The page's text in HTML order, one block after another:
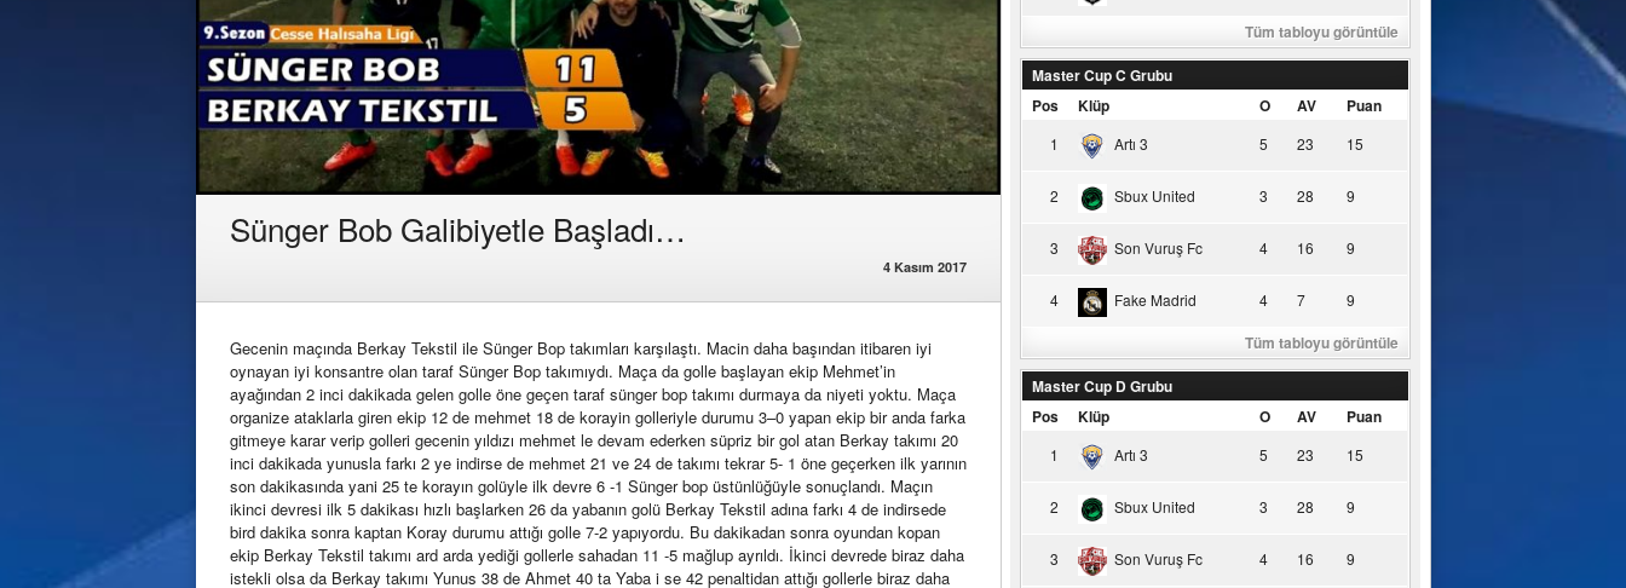
Sünger Bob Galibiyetle Başladı…
4 Kasım 2017
Gecenin maçında Berkay Tekstil ile Sünger Bop takımları karşılaştı. Macin daha başından itibaren iyi
oynayan iyi konsantre olan taraf Sünger Bop takımıydı. Maça da golle başlayan ekip Mehmet’in
ayağından 2 inci dakikada gelen golle öne geçen taraf sünger bop takımı durmaya da niyeti yoktu. Maça
organize ataklarla giren ekip 12 de mehmet 18 de korayin golleriyle durumu 3–0 yapan ekip bir anda farka
gitmeye karar verip golleri gecenin yıldızı mehmet le devam ederken süpriz bir gol atan Berkay takımı 20
inci dakikada yunusla farkı 2 ye indirse de mehmet 21 ve 24 de takımı tekrar 5- 1 öne geçerken ilk yarının
son dakikasında yani 25 te korayın golüyle ilk devre 6 -1 Sünger bop üstünlüğüyle sonuçlandı. Maçın
ikinci devresi ilk 5 dakikası hızlı başlarken 26 da yabanın golü Berkay Tekstil adına farkı 4 de indirsede
bird dakika sonra kaptan Koray durumu attığı golle 7-2 yapıyordu. Bu dakikadan sonra oyundan kopan
ekip Berkay Tekstil takımı ard arda yediği gollerle sahadan 11 -5 mağlup ayrıldı. İkinci devrede biraz daha
istekli olsa da Berkay takımı Yunus 38 de Ahmet 40 ta Yaba i se 42 penaltidan attığı gollerle biraz daha
Tüm tabloyu görüntüle
Master Cup C Grubu
Pos
Klüp O AV Puan
1 Artı 3 5 23 15
2 Sbux United 3 28 9
3 Son Vuruş Fc 4 16 9
4 Fake Madrid 4 7 9
Tüm tabloyu görüntüle
Master Cup D Grubu
Pos
Klüp O AV Puan
1 Artı 3 5 23 15
2 Sbux United 3 28 9
3 Son Vuruş Fc 4 16 9